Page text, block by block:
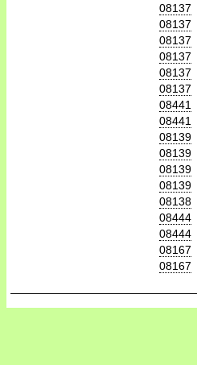
08137
08137
08137
08137
08137
08137
08441
08441
08139
08139
08139
08139
08138
08444
08444
08167
08167